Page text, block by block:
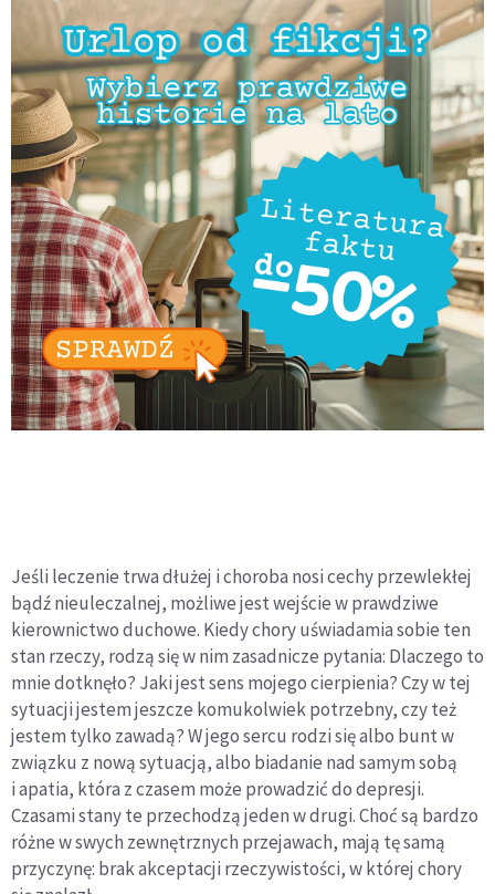
Jeśli leczenie trwa dłużej i choroba nosi cechy przewlekłej
bądź nieuleczalnej, możliwe jest wejście w prawdziwe
kierownictwo duchowe. Kiedy chory uświadamia sobie ten
stan rzeczy, rodzą się w nim zasadnicze pytania: Dlaczego to
mnie dotknęło? Jaki jest sens mojego cierpienia? Czy w tej
sytuacji jestem jeszcze komukolwiek potrzebny, czy też
jestem tylko zawadą? W jego sercu rodzi się albo bunt w
związku z nową sytuacją, albo biadanie nad samym sobą
i apatia, która z czasem może prowadzić do depresji.
Czasami stany te przechodzą jeden w drugi. Choć są bardzo
różne w swych zewnętrznych przejawach, mają tę samą
przyczynę: brak akceptacji rzeczywistości, w której chory